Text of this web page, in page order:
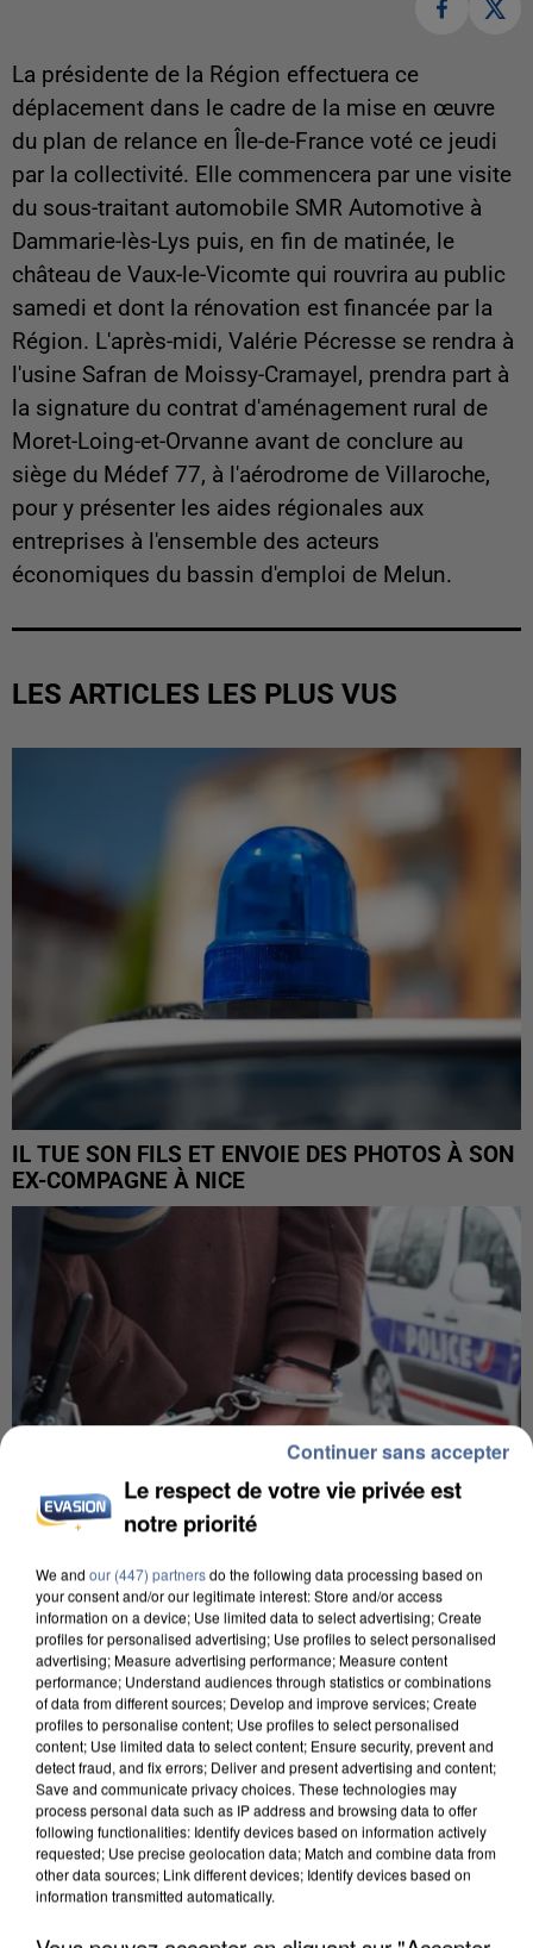
La présidente de la Région effectuera ce
déplacement dans le cadre de la mise en œuvre
du plan de relance en Île-de-France voté ce jeudi
par la collectivité. Elle commencera par une visite
du sous-traitant automobile SMR Automotive à
Dammarie-lès-Lys puis, en fin de matinée, le
château de Vaux-le-Vicomte qui rouvrira au public
samedi et dont la rénovation est financée par la
Région. L'après-midi, Valérie Pécresse se rendra à
l'usine Safran de Moissy-Cramayel, prendra part à
la signature du contrat d'aménagement rural de
Moret-Loing-et-Orvanne avant de conclure au
siège du Médef 77, à l'aérodrome de Villaroche,
pour y présenter les aides régionales aux
entreprises à l'ensemble des acteurs
économiques du bassin d'emploi de Melun.
LES ARTICLES LES PLUS VUS
IL TUE SON FILS ET ENVOIE DES PHOTOS À SON
EX-COMPAGNE À NICE
L’UN DES FONDATEURS SUPPOSÉS DE LA DZ
MAFIA INTERPELLÉ EN ALGÉRIE
Le respect de votre vie privée est
notre priorité
We and our (447) partnersdo the following data processing based on
your consent and/or our legitimate interest: Store and/or access
information on a device; Use limited data to select advertising; Create
profiles for personalised advertising; Use profiles to select personalised
advertising; Measure advertising performance; Measure content
performance; Understand audiences through statistics or combinations
of data from different sources; Develop and improve services; Create
profiles to personalise content; Use profiles to select personalised
content; Use limited data to select content; Ensure security, prevent and
detect fraud, and fix errors; Deliver and present advertising and content;
Save and communicate privacy choices. These technologies may
process personal data such as IP address and browsing data to offer
following functionalities: Identify devices based on information actively
requested; Use precise geolocation data; Match and combine data from
other data sources; Link different devices; Identify devices based on
information transmitted automatically.
Continuer sans accepter